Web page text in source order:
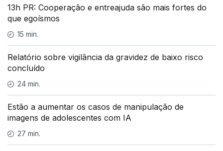
13h PR: Cooperação e entreajuda são mais fortes do
que egoísmos
15 min.
Relatório sobre vigilância da gravidez de baixo risco
concluído
24 min.
Estão a aumentar os casos de manipulação de
imagens de adolescentes com IA
27 min.